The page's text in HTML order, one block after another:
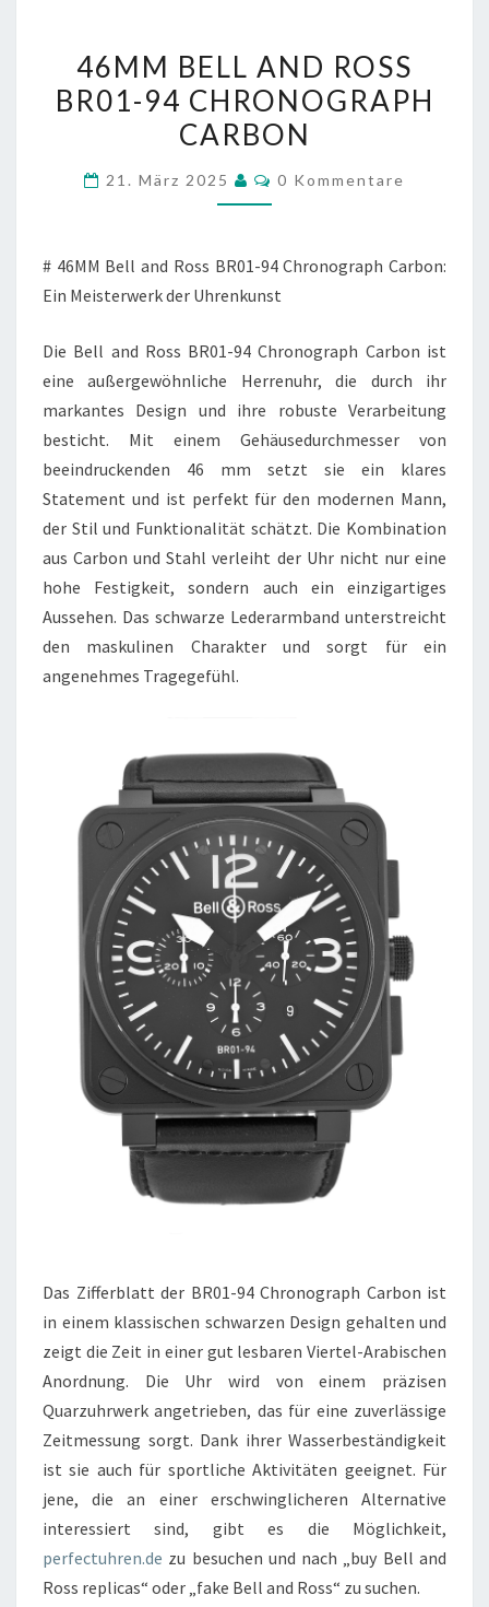
BELL
AND
ROSS
94
46MM BELL AND ROSS
BR01-94 CHRONOGRAPH
CARBON
21. März 2025 Kommentare
0 Kommentare
# 46MM Bell and Ross BR01-94 Chronograph Carbon:
Ein Meisterwerk der Uhrenkunst
Die Bell and Ross BR01-94 Chronograph Carbon ist
eine außergewöhnliche Herrenuhr, die durch ihr
markantes Design und ihre robuste Verarbeitung
besticht. Mit einem Gehäusedurchmesser von
beeindruckenden 46 mm setzt sie ein klares
Statement und ist perfekt für den modernen Mann,
der Stil und Funktionalität schätzt. Die Kombination
aus Carbon und Stahl verleiht der Uhr nicht nur eine
hohe Festigkeit, sondern auch ein einzigartiges
Aussehen. Das schwarze Lederarmband unterstreicht
den maskulinen Charakter und sorgt für ein
angenehmes Tragegefühl.
Das Zifferblatt der BR01-94 Chronograph Carbon ist
in einem klassischen schwarzen Design gehalten und
zeigt die Zeit in einer gut lesbaren Viertel-Arabischen
Anordnung. Die Uhr wird von einem präzisen
Quarzuhrwerk angetrieben, das für eine zuverlässige
Zeitmessung sorgt. Dank ihrer Wasserbeständigkeit
ist sie auch für sportliche Aktivitäten geeignet. Für
jene, die an einer erschwinglicheren Alternative
interessiert sind, gibt es die Möglichkeit,
perfectuhren.de zu besuchen und nach „buy Bell and
Ross replicas“ oder „fake Bell and Ross“ zu suchen.